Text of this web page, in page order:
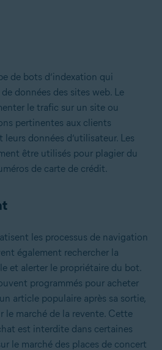
de bots d’indexation qui
données des sites web. Le
le trafic sur un site ou
pertinentes aux clients
données d’utilisateur. Les
être utilisés pour plagier du
de carte de crédit.
les processus de navigation
également rechercher la
et alerter le propriétaire du bot.
programmés pour acheter
article populaire après sa sortie,
le marché de la revente. Cette
est interdite dans certaines
le marché des places de concert